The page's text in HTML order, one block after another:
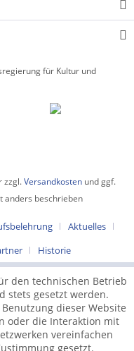
für Kultur und
zzgl.Versandkosten und ggf.
anders beschrieben
Aktuelles
Historie
den technischen Betrieb
stets gesetzt werden.
dieser Website
oder die Interaktion mit
vereinfachen
gesetzt.